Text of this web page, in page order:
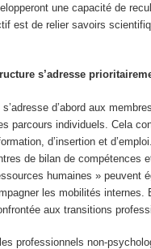
une capacité de
est de relier savoirs
s’adresse
d’abord aux
parcours individuels. Cela
d’insertion et
de bilan de compétences
humaines » peuvent
les mobilités internes.
aux transitions
professionnels non-